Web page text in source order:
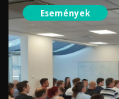
Események